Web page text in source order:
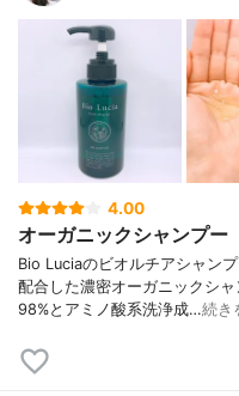
4.00
オーガニックシャンプー
Bio Luciaのビオルチアシャン
配合した濃密オーガニックシ
98%とアミノ酸系洗浄成…続き